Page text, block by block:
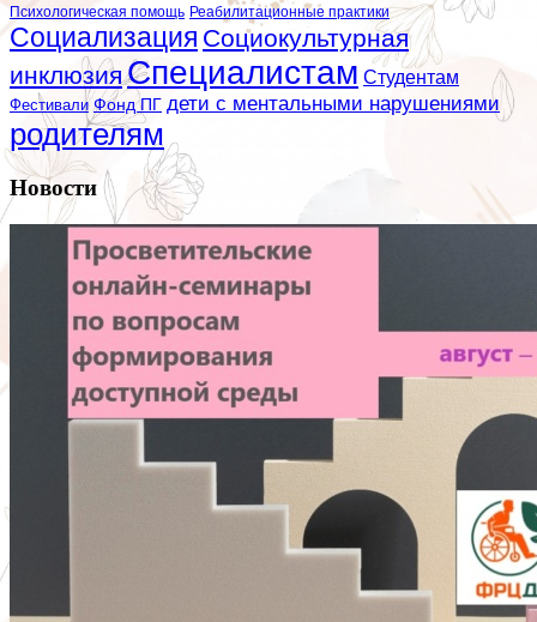
Психологическая помощь Реабилитационные практики
Социализация Социокультурная
инклюзияСпециалистам Студентам
Фестивали Фонд ПГ дети с ментальными нарушениями
родителям
Новости